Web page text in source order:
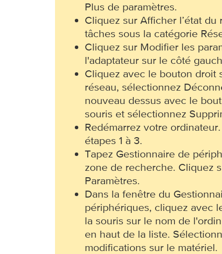
Plus de paramètres.
Cliquez sur Afficher l’état du
tâches sous la catégorie
Cliquez sur Modifier les
l'adaptateur sur le côté
Cliquez avec le bouton droit
réseau, sélectionnez
nouveau dessus avec le
souris et sélectionnez
Redémarrez votre
étapes 1 à 3.
Tapez Gestionnaire de
zone de recherche. Cliquez
Paramètres.
Dans la fenêtre du
périphériques, cliquez avec
la souris sur le nom de
en haut de la liste.
modifications sur le matériel.